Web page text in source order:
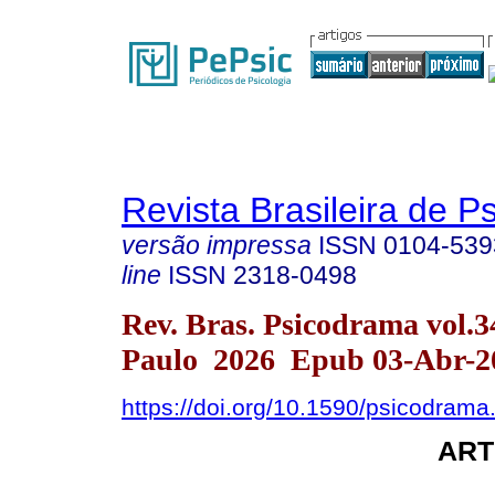
Revista Brasileira de
versão impressa ISSN 0104-
line ISSN 2318-0498
Rev. Bras. Psicodrama
Paulo 2026 Epub 03-Abr-
https://doi.org/10.1590/